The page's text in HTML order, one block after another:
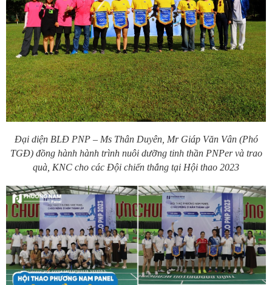
Đạidiện BLĐ PNP – Ms Thân Duyên, Mr Giáp Văn Vân (Phó
TGĐ) đồng hành hành trình nuôi dưỡng tinh thần PNPer và trao
quà, KNC cho các Đội chiến thắng tại Hội thao 2023